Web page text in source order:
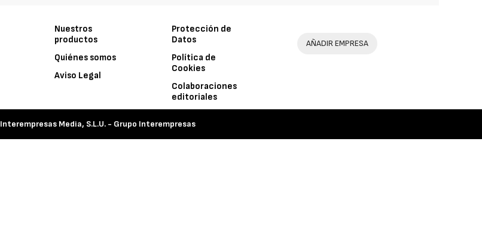
Nuestros
productos
Quiénes somos
Aviso Legal
Protección de
Datos
Política de
Cookies
Colaboraciones
editoriales
AÑADIR EMPRESA
Interempresas Media, S.L.U. - Grupo Interempresas